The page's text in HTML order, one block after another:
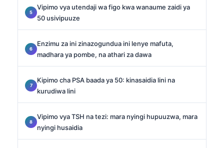
Vipimo vya utendaji wa figo kwa wanaume zaidi ya
50 usivipuuze
Enzimu za ini zinazogundua ini lenye mafuta,
madhara ya pombe, na athari za dawa
Kipimo cha PSA baada ya 50: kinasaidia lini na
kurudiwa lini
Vipimo vya TSH na tezi: mara nyingi hupuuzwa, mara
nyingi husaidia